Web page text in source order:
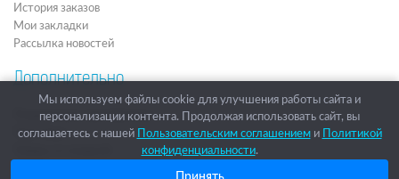
История заказов
Мои закладки
Рассылка новостей
Дополнительно
Подарочные сертификаты
Партнёры
Мы используем файлы cookie для улучшения работы сайта и
персонализации контента. Продолжая использовать сайт, вы
соглашаетесь с нашей
Пользовательским соглашениеми
Политикой
конфиденциальности.